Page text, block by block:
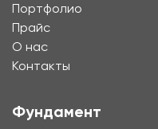
Портфолио
Прайс
О нас
Контакты
Фундамент